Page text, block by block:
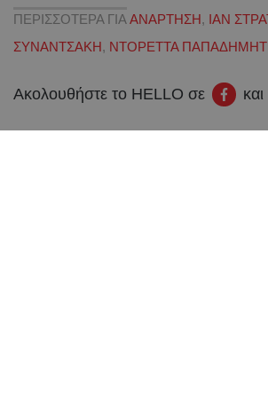
ΠΕΡΙΣΣΟΤΕΡΑ ΓΙΑ ΑΝΑΡΤΗΣΗ, ΙΑΝ
ΣΥΝΑΝΤΣΑΚΗ, ΝΤΟΡΕΤΤΑ
Ακολουθήστε το HELLO σε και